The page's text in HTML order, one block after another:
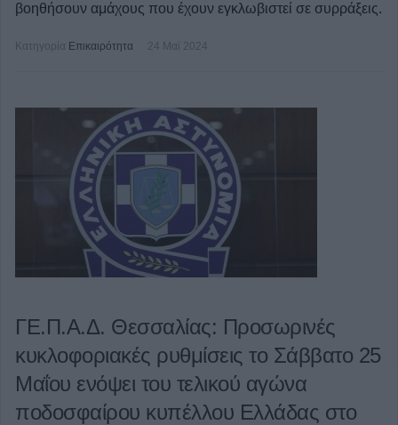
βοηθήσουν αμάχους που έχουν εγκλωβιστεί σε συρράξεις.
Κατηγορία Επικαιρότητα 24 Μαϊ 2024
ΓΕ.Π.Α.Δ. Θεσσαλίας: Προσωρινές
κυκλοφοριακές ρυθμίσεις το Σάββατο 25
Μαΐου ενόψει του τελικού αγώνα
ποδοσφαίρου κυπέλλου Ελλάδας στο